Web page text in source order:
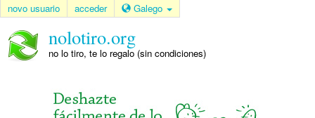
novo usuario acceder Galego
nolotiro.org
no lo tiro, te lo regalo (sin condiciones)